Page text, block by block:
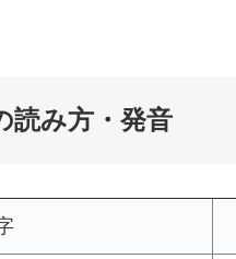
読み方・発音